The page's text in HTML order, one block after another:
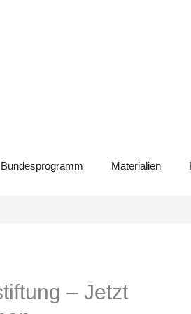
Bundesprogramm Materialien
– Jetzt